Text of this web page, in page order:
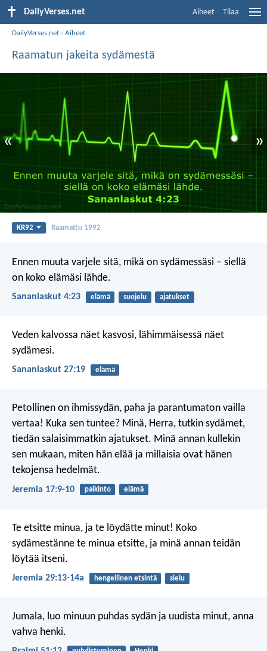
DailyVerses.net Aiheet Tilaa
DailyVerses.net ›Aiheet
Raamatun jakeita sydämestä
« »
KR92 Raamattu 1992
Ennen muuta varjele sitä, mikä on sydämessäsi – siellä
on koko elämäsi lähde.
Sananlaskut 4:23 elämä suojelu ajatukset
Veden kalvossa näet kasvosi, lähimmäisessä näet
sydämesi.
Sananlaskut 27:19 elämä
Petollinen on ihmissydän, paha ja parantumaton vailla
vertaa! Kuka sen tuntee? Minä, Herra, tutkin sydämet,
tiedän salaisimmatkin ajatukset. Minä annan kullekin
sen mukaan, miten hän elää ja millaisia ovat hänen
tekojensa hedelmät.
Jeremia 17:9-10 palkinto elämä
Te etsitte minua, ja te löydätte minut! Koko
sydämestänne te minua etsitte, ja minä annan teidän
löytää itseni.
Jeremia 29:13-14a hengellinen etsintä sielu
Jumala, luo minuun puhdas sydän ja uudista minut, anna
vahva henki.